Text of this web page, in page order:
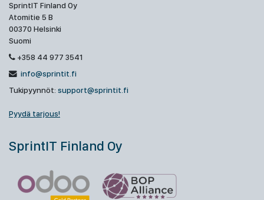
SprintIT Finland Oy
Atomitie 5 B
00370 Helsinki
Suomi
+358 44 977 3541
info@sprintit.fi
Tukipyynnöt: support@sprintit.fi
Pyydä tarjous!
SprintIT Finland Oy